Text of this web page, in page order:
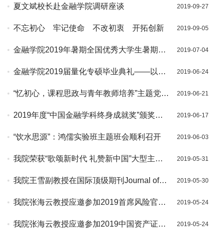
夏文斌校长赴金融学院调研座谈 2019-09-27
不忘初心 牢记使命 不改初衷 开拓创新 2019-09-05
金融学院2019年暑期全国优秀大学生暑期夏
2019-07-04
金融学院2019届量化专硕毕业典礼——以铭
2019-06-24
“忆初心，课程思政与青年教师培养”主题党日
2019-06-21
2019年度“中国金融学科终身成就奖”颁奖典
行
2019-06-17
“饮水思源”：鸿儒实验班主题班会顺利召开 2019-06-03
我院荣获“歌颂新时代 礼赞新中国”大型主题
2019-05-31
我院王雪副教授在国际顶级期刊Journal of
2019-05-30
我院张海云教授应邀参加2019首席风险官论
2019-05-24
我院张海云教授应邀参加2019中国资产证券
2019-05-24